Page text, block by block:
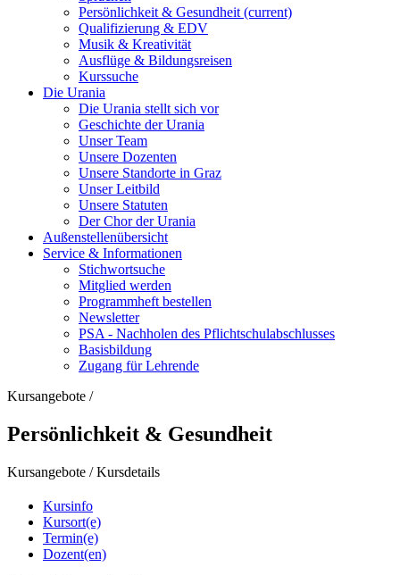
Persönlichkeit & Gesundheit (current)
Qualifizierung & EDV
Musik & Kreativität
Ausflüge & Bildungsreisen
Kurssuche
Die Urania
Die Urania stellt sich vor
Geschichte der Urania
Unser Team
Unsere Dozenten
Unsere Standorte in Graz
Unser Leitbild
Unsere Statuten
Der Chor der Urania
Außenstellenübersicht
Service & Informationen
Stichwortsuche
Mitglied werden
Programmheft bestellen
Newsletter
PSA - Nachholen des Pflichtschulabschlusses
Basisbildung
Zugang für Lehrende
Kursangebote /
Persönlichkeit & Gesundheit
Kursangebote /Kursdetails
Kursinfo
Kursort(e)
Termin(e)
Dozent(en)